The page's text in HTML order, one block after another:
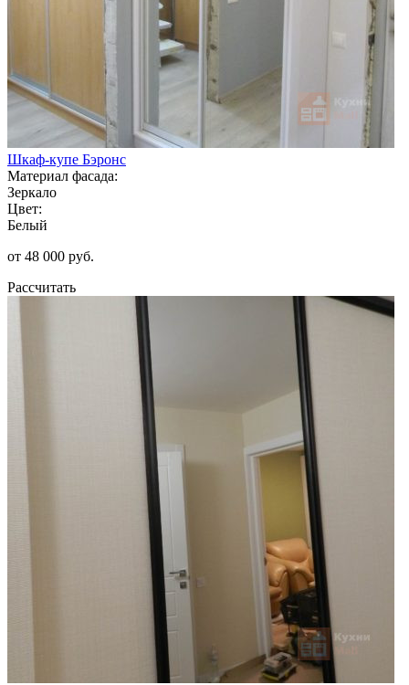
Шкаф-купе Бэронс
Материал фасада:
Зеркало
Цвет:
Белый
от 48 000 руб.
Рассчитать